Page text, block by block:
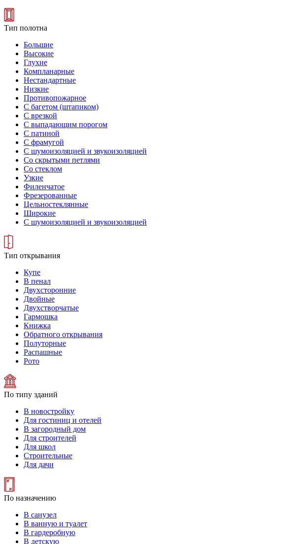
Тип полотна
Большие
Высокие
Глухие
Компланарные
Нестандартные
Низкие
Противопожарное
С багетом (штапиком)
С врезкой
С выпадающим порогом
С патиной
С фрамугой
С шумоизоляцией и звукоизоляцией
Со скрытыми петлями
Со стеклом
Узкие
Филенчатое
Фрезерованные
Цельностеклянные
Широкие
С шумоизоляцией и звукоизоляцией
Тип открывания
Купе
В пенал
Двухсторонние
Двойные
Двухстворчатые
Гармошка
Книжка
Обратного открывания
Полуторные
Распашные
Рото
По типу зданий
В новостройку
Для гостиниц и отелей
В загородный дом
Для строителей
Для школ
Строительные
Для дачи
По назначению
В санузел
В ванную и туалет
В гардеробную
В детскую